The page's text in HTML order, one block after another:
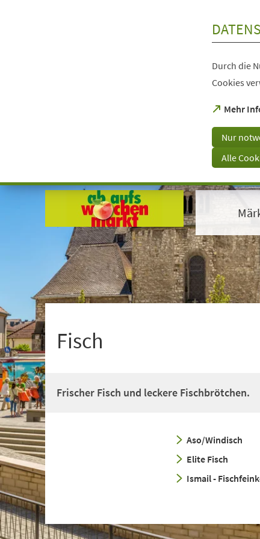
Visuelle
Durch die
Cookies
Mehr
(Öffnet
einem
neuen
Tab)
Nur
Alle
Fisch
Frischer Fisch und leckere Fischbrötchen.
Aso/Windisch
Elite Fisch
Ismail -